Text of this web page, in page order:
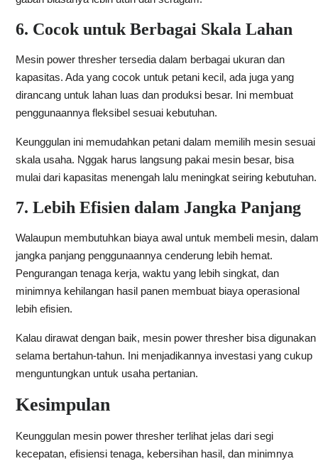
6. Cocok untuk Berbagai Skala Lahan
Mesin power thresher tersedia dalam berbagai ukuran dan
kapasitas. Ada yang cocok untuk petani kecil, ada juga yang
dirancang untuk lahan luas dan produksi besar. Ini membuat
penggunaannya fleksibel sesuai kebutuhan.
Keunggulan ini memudahkan petani dalam memilih mesin sesuai
skala usaha. Nggak harus langsung pakai mesin besar, bisa
mulai dari kapasitas menengah lalu meningkat seiring kebutuhan.
7. Lebih Efisien dalam Jangka Panjang
Walaupun membutuhkan biaya awal untuk membeli mesin, dalam
jangka panjang penggunaannya cenderung lebih hemat.
Pengurangan tenaga kerja, waktu yang lebih singkat, dan
minimnya kehilangan hasil panen membuat biaya operasional
lebih efisien.
Kalau dirawat dengan baik, mesin power thresher bisa digunakan
selama bertahun-tahun. Ini menjadikannya investasi yang cukup
menguntungkan untuk usaha pertanian.
Kesimpulan
Keunggulan mesin power thresher terlihat jelas dari segi
kecepatan, efisiensi tenaga, kebersihan hasil, dan minimnya